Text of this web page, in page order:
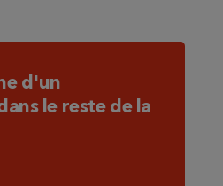
d'un
le reste de la